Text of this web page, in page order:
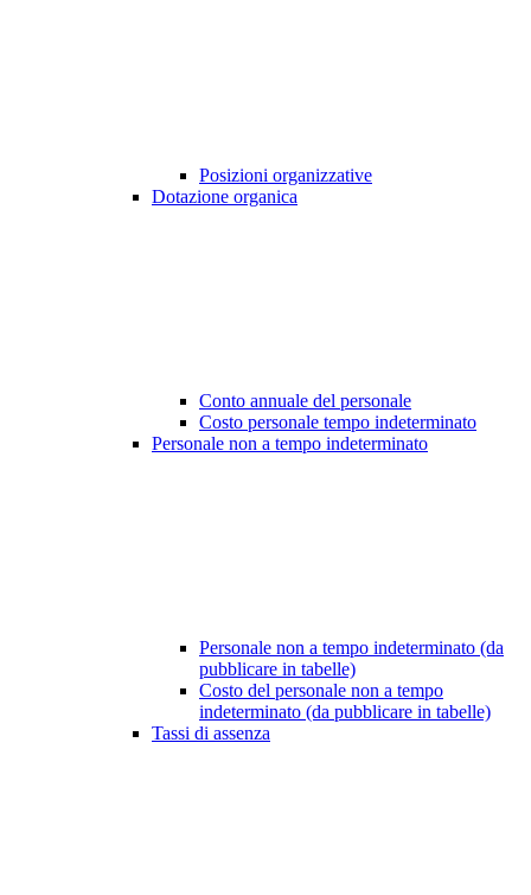
Posizioni organizzative
Dotazione organica
Conto annuale del personale
Costo personale tempo indeterminato
Personale non a tempo indeterminato
Personale non a tempo indeterminato (da
pubblicare in tabelle)
Costo del personale non a tempo
indeterminato (da pubblicare in tabelle)
Tassi di assenza